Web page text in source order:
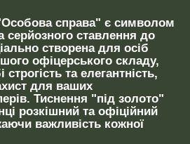
справа" є символом
серйозного ставлення до
створена для осіб
офіцерського складу,
та елегантність,
для ваших
Тиснення "під золото"
розкішний та офіційний
важливість кожної